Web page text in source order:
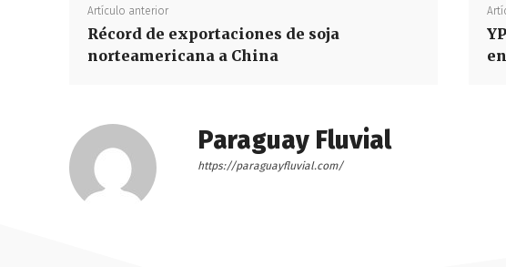
Artículo anterior
Récord de exportaciones de soja
norteamericana a China
Paraguay Fluvial
https://paraguayfluvial.com/